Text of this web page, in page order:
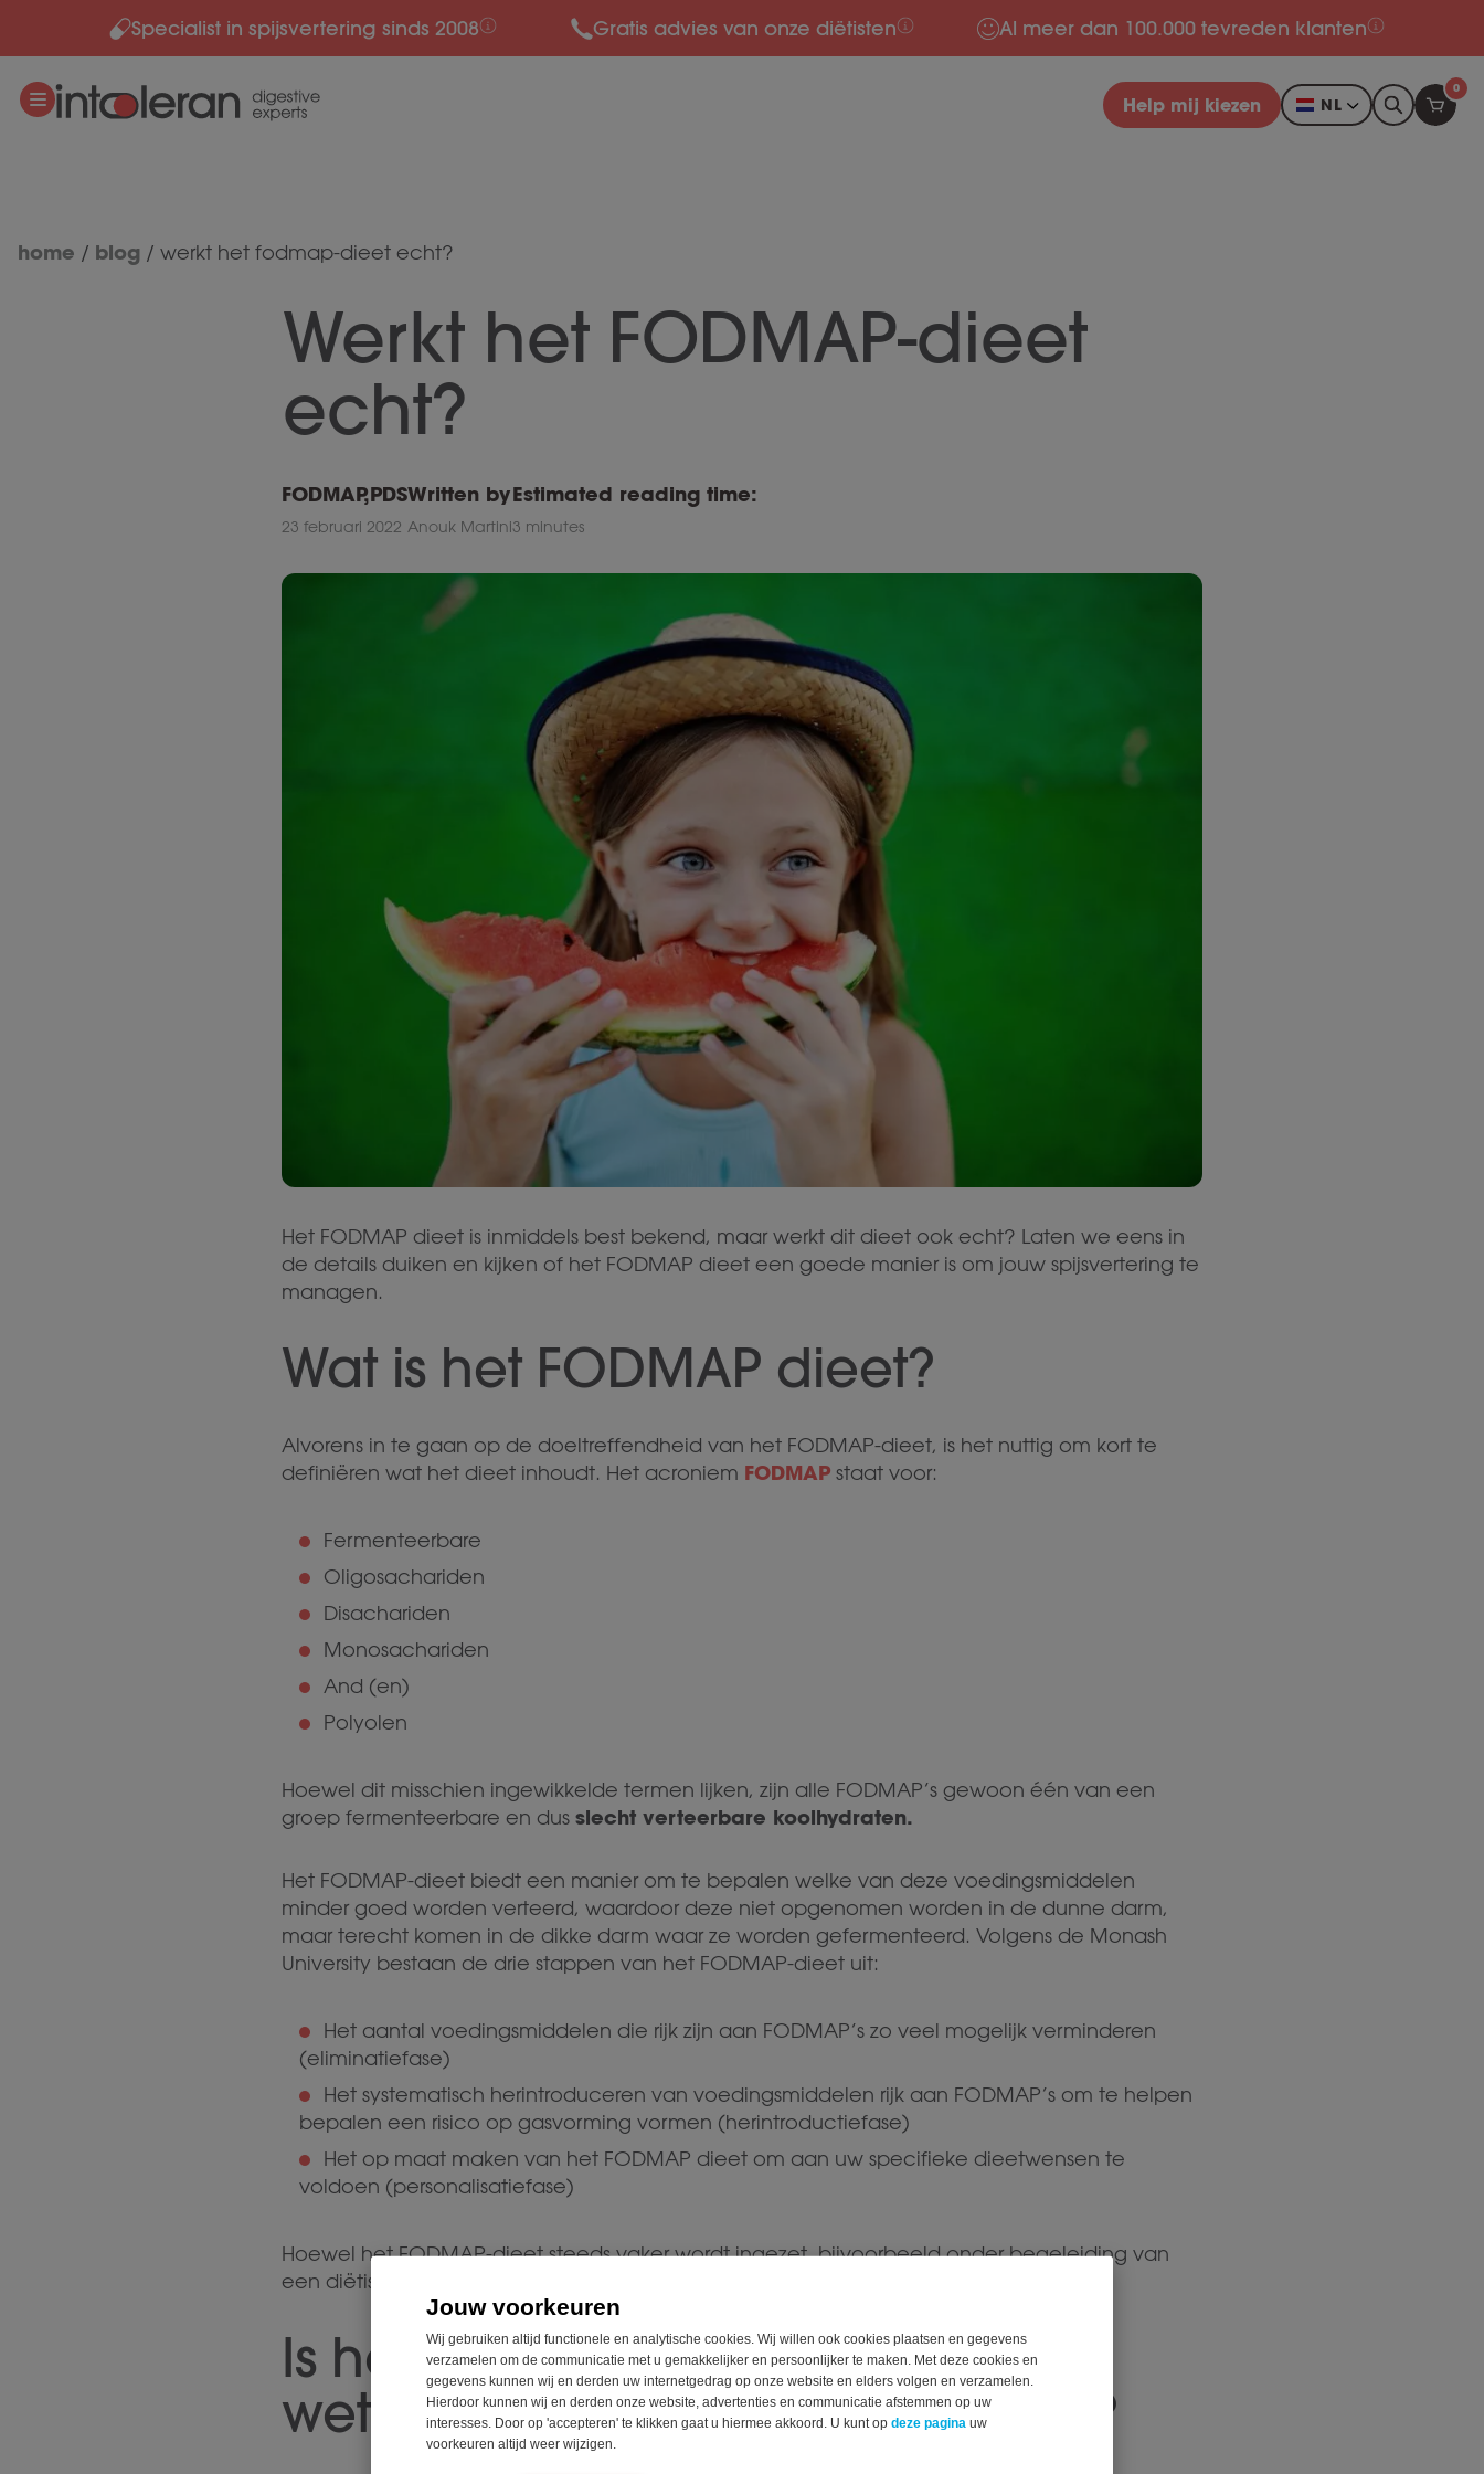
Jouw voorkeuren
Wij gebruiken altijd functionele en analytische cookies. Wij willen ook cookies plaatsen en gegevens
verzamelen om de communicatie met u gemakkelijker en persoonlijker te maken. Met deze cookies en
gegevens kunnen wij en derden uw internetgedrag op onze website en elders volgen en verzamelen.
Hierdoor kunnen wij en derden onze website, advertenties en communicatie afstemmen op uw
interesses. Door op 'accepteren' te klikken gaat u hiermee akkoord. U kunt op deze pagina uw
voorkeuren altijd weer wijzigen.
Meteen naar de contentSpecialist in spijsvertering sinds 2008 Gratis advies van onze diëtisten Al meer dan 100.000 tevreden klanten
Help mij kiezen NL
0
home / blog / werkt het fodmap-dieet echt?
Werkt het FODMAP-dieet
echt?
FODMAP,PDS
23 februari 2022
Written by
Anouk Martini
Estimated reading time:
3 minutes
Het FODMAP dieet is inmiddels best bekend, maar werkt dit dieet ook echt? Laten we eens in
de details duiken en kijken of het FODMAP dieet een goede manier is om jouw spijsvertering te
managen.
Wat is het FODMAP dieet?
Alvorens in te gaan op de doeltreffendheid van het FODMAP-dieet, is het nuttig om kort te
definiëren wat het dieet inhoudt. Het acroniem FODMAP staat voor:
Fermenteerbare
Oligosachariden
Disachariden
Monosachariden
And (en)
Polyolen
Hoewel dit misschien ingewikkelde termen lijken, zijn alle FODMAP’s gewoon één van een
groep fermenteerbare en dus slecht verteerbare koolhydraten.
Het FODMAP-dieet biedt een manier om te bepalen welke van deze voedingsmiddelen
minder goed worden verteerd, waardoor deze niet opgenomen worden in de dunne darm,
maar terecht komen in de dikke darm waar ze worden gefermenteerd. Volgens de Monash
University bestaan de drie stappen van het FODMAP-dieet uit:
Het aantal voedingsmiddelen die rijk zijn aan FODMAP’s zo veel mogelijk verminderen
(eliminatiefase)
Het systematisch herintroduceren van voedingsmiddelen rijk aan FODMAP’s om te helpen
bepalen een risico op gasvorming vormen (herintroductiefase)
Het op maat maken van het FODMAP dieet om aan uw specifieke dieetwensen te
voldoen (personalisatiefase)
Hoewel het FODMAP-dieet steeds vaker wordt ingezet, bijvoorbeeld onder begeleiding van
een diëtist, is het nog maar de vraag of het echt werkt.
Is het FODMAP dieet
wetenschappelijk onderbouwd?